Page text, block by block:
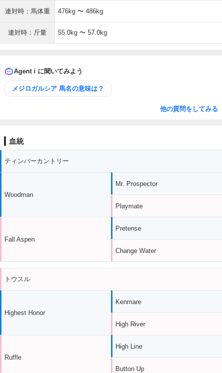
連対時：馬体重 476kg 〜 486kg
連対時：斤量 55.0kg 〜 57.0kg
Agent i に聞いてみよう
メジロガルシア 馬名の意味は？
他の質問をしてみる
血統
ティンバーカントリー
Woodman
Fall Aspen
Mr. Prospector
Playmate
Pretense
Change Water
トウスル
Highest Honor
Ruffle
Kenmare
High River
High Line
Button Up